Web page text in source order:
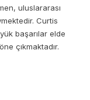
uluslararası
Curtis
başarılar elde
çıkmaktadır.